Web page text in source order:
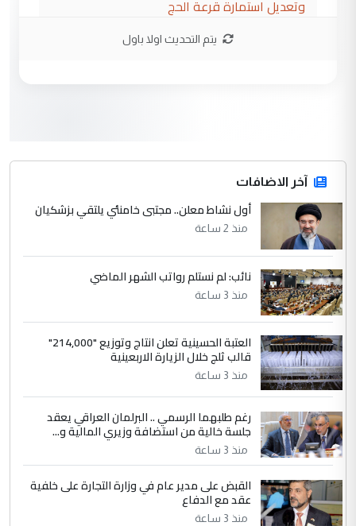
وتعديل استمارة قرعة الحج
المشترك لا تستهدف أية دولة ومفتوحة لانضمام
الدول الشقيقة
4 يوسف غزوان عصمت
التعليق : بكالوريوس فيزياء طبية متزوج و
إكمال دراستي داخل ...
الموضوع :
السعودية توافق على الاستمرار في
إعطاء 100 منحة دراسية للطلبة العراقيين في
جامعاتها سنويا
عبد الأمير جاسم هليل
التعليق : نحن اباء الطلاب الأوائل على العراق
نتشرف بلقاء السيد احمد الصافي في العتبات
الحسنية لزرع ...
الموضوع :
مكتب السيد احمد الصافي : لا يوجود
لدينا اي حساب على الفيس بوك وتويتر
يتم التحديث اولا باول
آخر الاضافات
أول نشاط معلن.. مجتبى خامنئي يلتقي بزشكيان
منذ 2 ساعة
نائب: لم نستلم رواتب الشهر الماضي
منذ 3 ساعة
العتبة الحسينية تعلن انتاج وتوزيع "214,000"
قالب ثلج خلال الزيارة الاربعينية
منذ 3 ساعة
رغم طلبهما الرسمي .. البرلمان العراقي يعقد
جلسة خالية من استضافة وزيري المالية و...
منذ 3 ساعة
القبض على مدير عام في وزارة التجارة على خلفية
عقد مع الدفاع
منذ 3 ساعة